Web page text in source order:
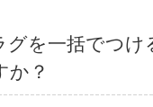
グを一括でつけ
か？